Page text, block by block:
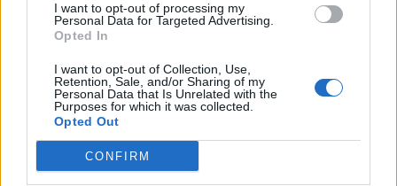
I want to opt-out of processing my
Personal Data for Targeted Advertising.
Opted In
I want to opt-out of Collection, Use,
Retention, Sale, and/or Sharing of my
Personal Data that Is Unrelated with the
Purposes for which it was collected.
Opted Out
CONFIRM
Δείτε Ακόμη
Γεωργιάδης: Πολλαπλά οφέλη από τη
τομέα
27 Φεβρουαρίου 2026